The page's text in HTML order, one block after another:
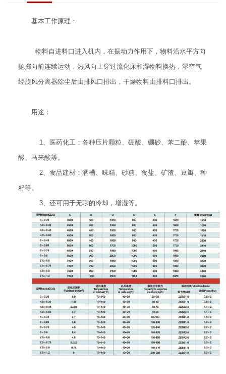
基本工作原理：
物料自进料口进入机内，在振动力作用下，物料沿水平方向
抛掷向前连续运动，热风向上穿过流化床和湿物料换热，湿空气
经旋风分离器除尘后由排风口排出，干燥物料由排料口排出。
用途：
1、医药化工：各种压片颗粒、硼酸、硼砂、苯二酚、苹果
酸、马来酸等。
2、食品建材：洒槽、味精、砂糖、食盐、矿渣、豆瓣、种
籽等。
3、还可用于无聊的冷却，增湿等。